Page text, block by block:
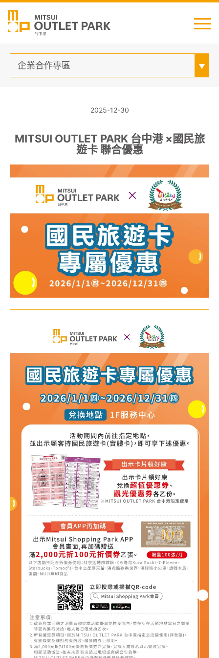
English 日本語 简中 繁中
交通資訊
顧客服務
線上DM
企業合作專區
2025-12-30
MITSUI OUTLET PARK 台中港 ×國民旅
遊卡 聯合優惠